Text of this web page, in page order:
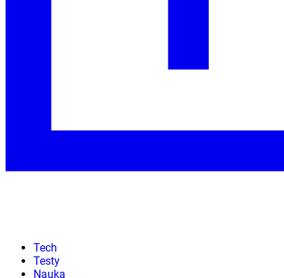
Tech
Testy
Nauka